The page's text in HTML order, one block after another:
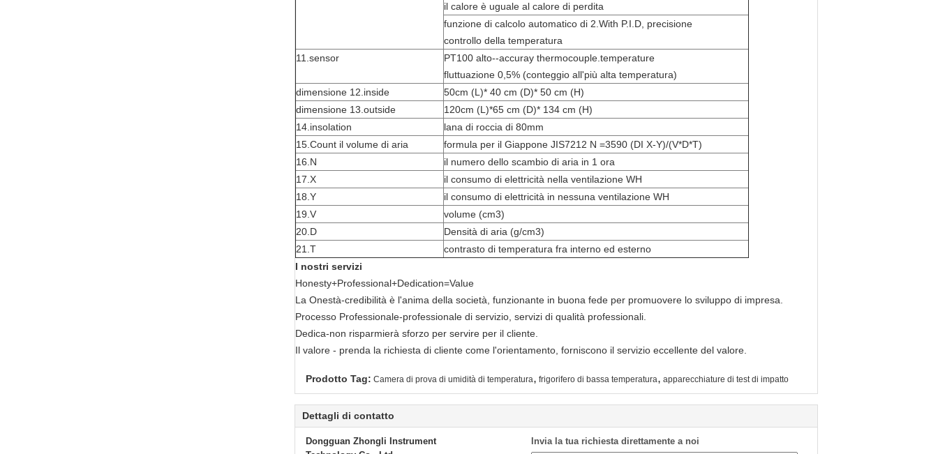
il calore è uguale al calore di perdita
funzione di calcolo automatico di 2.With P.I.D, precisione
controllo della temperatura
11.sensor
PT100 alto--accuray thermocouple.temperature
fluttuazione 0,5% (conteggio all'più alta temperatura)
dimensione 12.inside
50cm (L)* 40 cm (D)* 50 cm (H)
dimensione 13.outside
120cm (L)*65 cm (D)* 134 cm (H)
14.insolation
lana di roccia di 80mm
15.Count il volume di aria
formula per il Giappone JIS7212 N =3590 (DI X-Y)/(V*D*T)
16.N
il numero dello scambio di aria in 1 ora
17.X
il consumo di elettricità nella ventilazione WH
18.Y
il consumo di elettricità in nessuna ventilazione WH
19.V
volume (cm3)
20.D
Densità di aria (g/cm3)
21.T
contrasto di temperatura fra interno ed esterno
I nostri servizi
Honesty+Professional+Dedication=Value
La Onestà-credibilità è l'anima della società, funzionante in buona fede per promuovere lo sviluppo di impresa.
Processo Professionale-professionale di servizio, servizi di qualità professionali.
Dedica-non risparmierà sforzo per servire per il cliente.
Il valore - prenda la richiesta di cliente come l'orientamento, forniscono il servizio eccellente del valore.
Prodotto Tag: Camera di prova di umidità di temperatura, frigorifero di bassa temperatura, apparecchiature di test di impatto
Dettagli di contatto
Dongguan Zhongli Instrument
Invia la tua richiesta direttamente a noi